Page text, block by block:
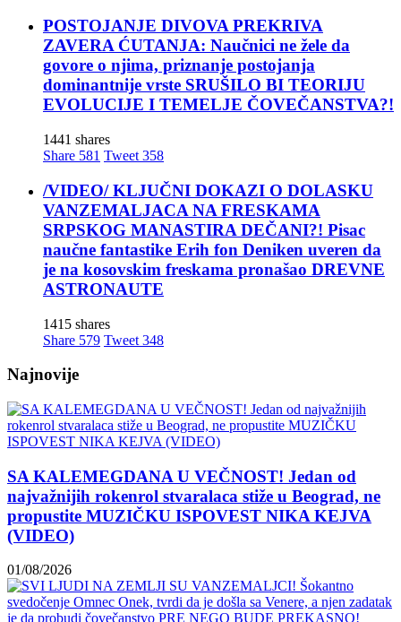
POSTOJANJE DIVOVA PREKRIVA
ZAVERA ĆUTANJA: Naučnici ne žele da
govore o njima, priznanje postojanja
dominantnije vrste SRUŠILO BI TEORIJU
EVOLUCIJE I TEMELJE ČOVEČANSTVA?!
1441 shares
Share 581 Tweet 358
/VIDEO/ KLJUČNI DOKAZI O DOLASKU
VANZEMALJACA NA FRESKAMA
SRPSKOG MANASTIRA DEČANI?! Pisac
naučne fantastike Erih fon Deniken uveren da
je na kosovskim freskama pronašao DREVNE
ASTRONAUTE
1415 shares
Share 579 Tweet 348
Najnovije
SA KALEMEGDANA U VEČNOST! Jedan od
najvažnijih rokenrol stvaralaca stiže u Beograd, ne
propustite MUZIČKU ISPOVEST NIKA KEJVA
(VIDEO)
01/08/2026